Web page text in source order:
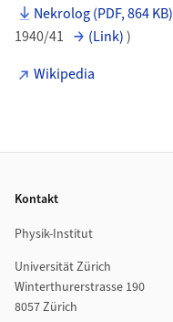
Nekrolog (PDF, 864 KB)
1940/41
(Link))
Wikipedia
Kontakt
Physik-Institut
Universität Zürich
Winterthurerstrasse 190
8057 Zürich